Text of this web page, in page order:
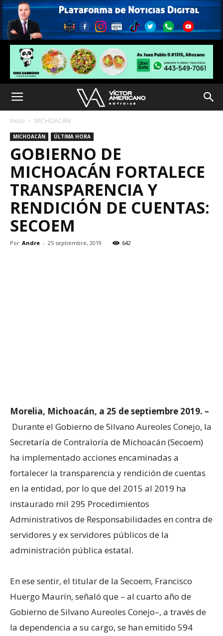
Inicio MICHOACÁN
MICHOACÁN ÚLTIMA HORA
GOBIERNO DE
MICHOACÁN FORTALECE
TRANSPARENCIA Y
RENDICIÓN DE CUENTAS:
SECOEM
Por Andre - 25 septiembre, 2019 642
Morelia, Michoacán, a 25 de septiembre 2019. –
Durante el Gobierno de Silvano Aureoles Conejo, la
Secretaría de Contraloría de Michoacán (Secoem)
ha implementado acciones encaminadas a
fortalecer la transparencia y rendición de cuentas
en la entidad, por lo que del 2015 al 2019 ha
instaurado mil 295 Procedimientos
Administrativos de Responsabilidades en contra de
servidores y ex servidores públicos de la
administración pública estatal.
En ese sentir, el titular de la Secoem, Francisco
Huergo Maurín, señaló que – al cuarto año de
Gobierno de Silvano Aureoles Conejo–, a través de
la dependencia a su cargo, se han emitido 594